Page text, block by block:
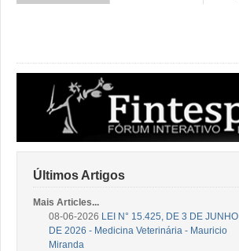
Últimos Artigos
Mais Articles...
08-06-2026 LEI N° 15.425, DE 3 DE JUNHO
DE 2026 - Medicina Veterinária - Mauricio
Miranda